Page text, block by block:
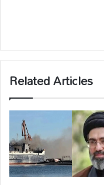
Related Articles